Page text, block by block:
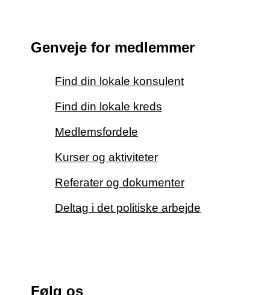
Genveje for medlemmer
Find din lokale konsulent
Find din lokale kreds
Medlemsfordele
Kurser og aktiviteter
Referater og dokumenter
Deltag i det politiske arbejde
Følg os